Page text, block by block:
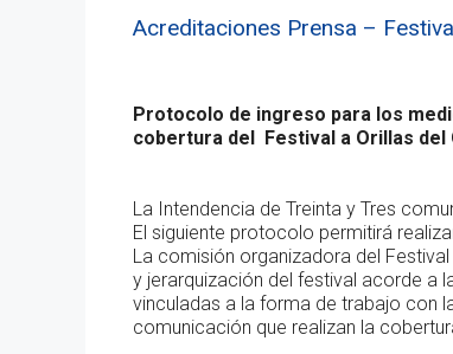
Acreditaciones Prensa –
Protocolo de ingreso para los
cobertura del Festival a Orillas del
La Intendencia de Treinta y Tres
El siguiente protocolo permitirá
La comisión organizadora del
y jerarquización del festival acorde a
vinculadas a la forma de trabajo con
comunicación que realizan la